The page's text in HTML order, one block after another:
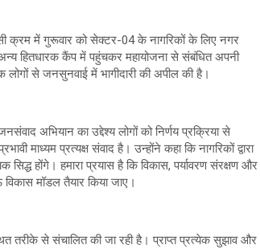
क्रम में गुरूवार को सेक्टर-04 के नागरिकों के लिए नगर
हितधारक कैंप में पहुंचकर महायोजना से संबंधित अपनी
से जनसुनवाई में भागीदारी की अपील की है।
अभियान का उद्देश्य लोगों को निर्णय प्रक्रिया से
प्रत्यक्ष संवाद है। उन्होंने कहा कि नागरिकों द्वारा
होंगे। हमारा प्रयास है कि विकास, पर्यावरण संरक्षण और
मॉडल तैयार किया जाए।
तरीके से संचालित की जा रही है। प्राप्त प्रत्येक सुझाव और